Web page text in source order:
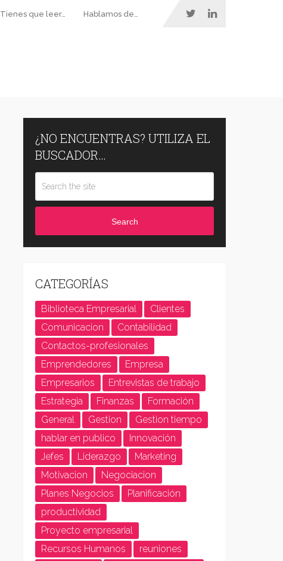
Tienes que leer… Hablamos de…
¿NO ENCUENTRAS? UTILIZA EL
BUSCADOR…
Search
CATEGORÍAS
Biblioteca Empresarial
Clientes
Comunicacion
Contabilidad
Contactos-profesionales
Emprendedores
Empresa
Empresarios
Entrevistas de trabajo
Estrategia
Finanzas
Formación
General
Gestion
Gestion tiempo
hablar en publico
Innovación
Jefes
Liderazgo
Marketing
Motivacion
Negociacion
Planes Negocios
Planificación
productividad
Proyecto empresarial
Recursos Humanos
reuniones